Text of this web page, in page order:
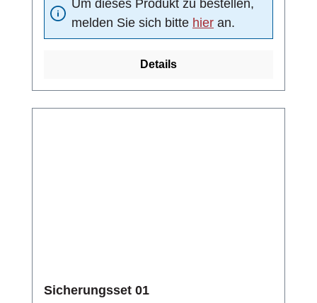
Um dieses Produkt zu bestellen,
melden Sie sich bitte hier an.
Details
Sicherungsset 01